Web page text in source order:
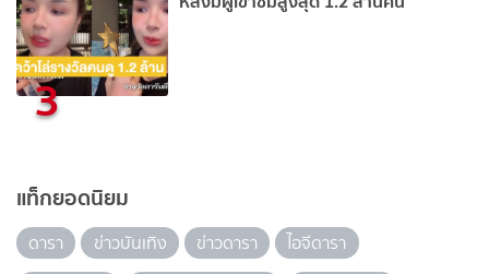
3
แท็กยอดนิยม
ดารา ข่าวบันเทิง ข่าวดารา
ไอจีดารา